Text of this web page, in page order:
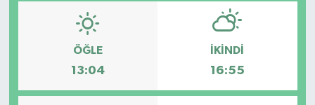
ÖĞLE
13:04
İKINDI
16:55
Siyaset
Spor